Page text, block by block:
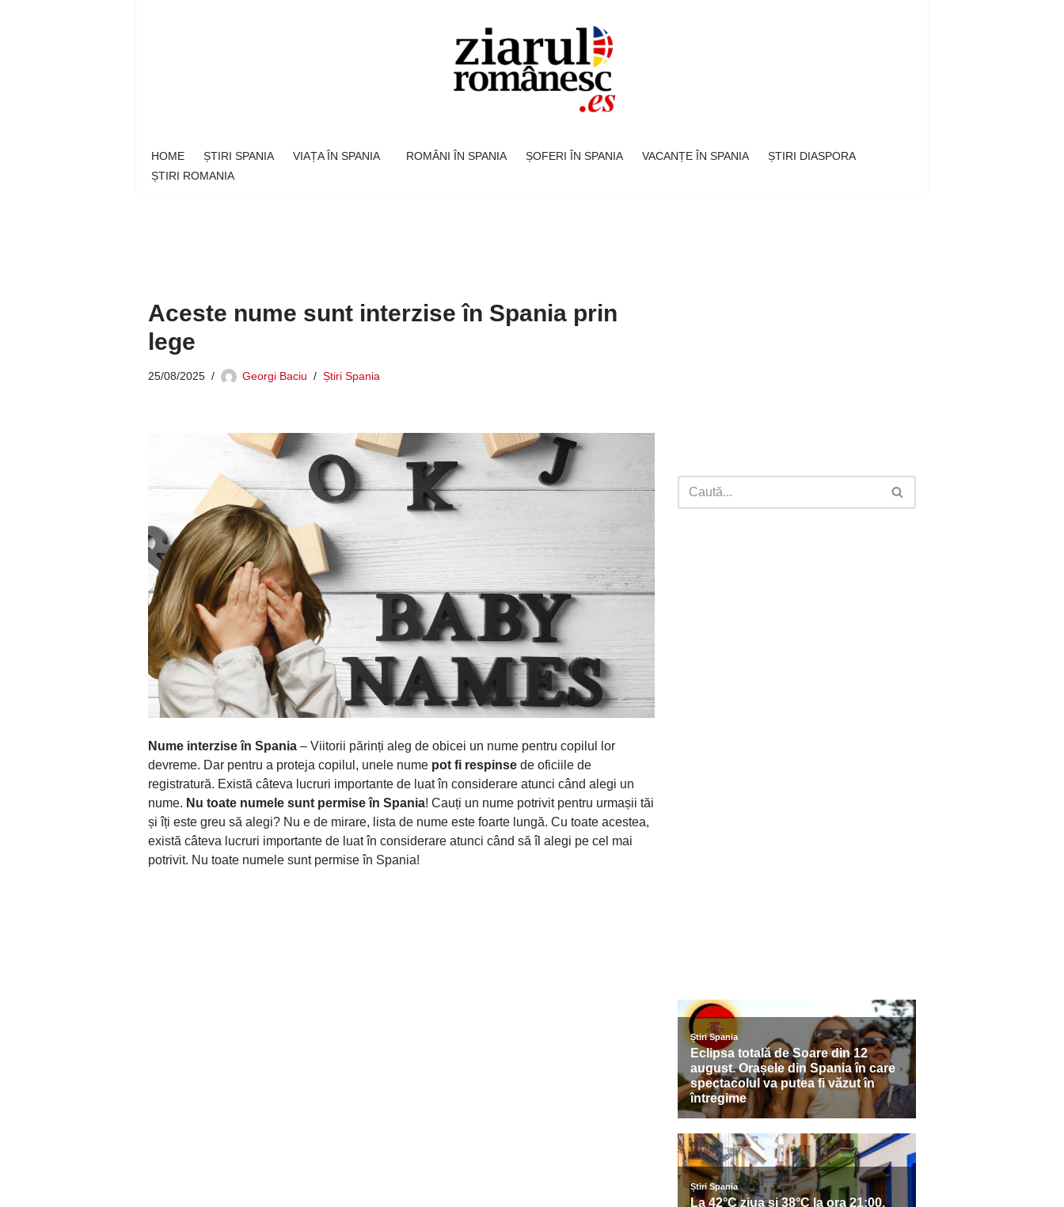
HOME ȘTIRI SPANIA VIAȚA ÎN SPANIA ROMÂNI ÎN SPANIA ȘOFERI ÎN SPANIA VACANȚE ÎN SPANIA
ȘTIRI DIASPORA
ȘTIRI ROMANIA
Aceste nume sunt interzise în Spania prin
lege
25/08/2025 Georgi Baciu Știri Spania
Nume interzise în Spania – Viitorii părinți aleg de obicei un nume pentru copilul lor
devreme. Dar pentru a proteja copilul, unele nume pot fi respinse de oficiile de
registratură. Există câteva lucruri importante de luat în considerare atunci când alegi un
nume. Nu toate numele sunt permise în Spania! Cauți un nume potrivit pentru urmașii tăi
și îți este greu să alegi? Nu e de mirare, lista de nume este foarte lungă. Cu toate acestea,
există câteva lucruri importante de luat în considerare atunci când să îl alegi pe cel mai
potrivit. Nu toate numele sunt permise în Spania!